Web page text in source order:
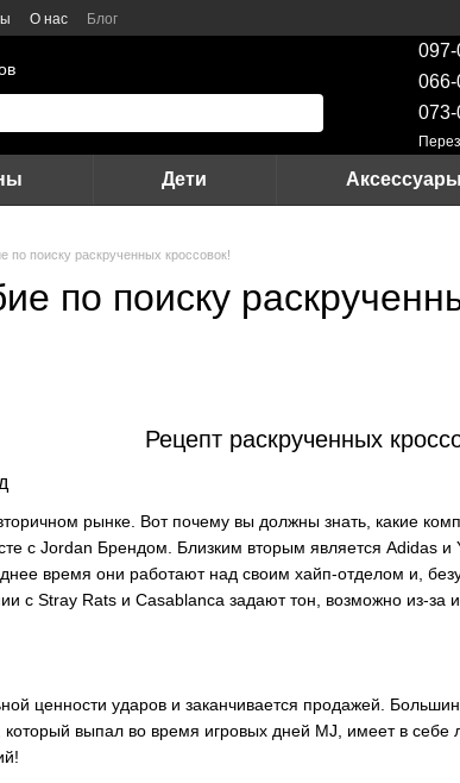
О нас Блог
Дети Аксессуары
по поиску раскрученных кроссовок!
по поиску
Рецепт раскрученных
рынке. Вот почему вы должны знать, какие
с Jordan Брендом. Близким вторым является Adidas и
время они работают над своим хайп-отделом и,
с Stray Rats и Casablanca задают тон, возможно из-за
ценности ударов и заканчивается продажей.
выпал во время игровых дней MJ, имеет в себе